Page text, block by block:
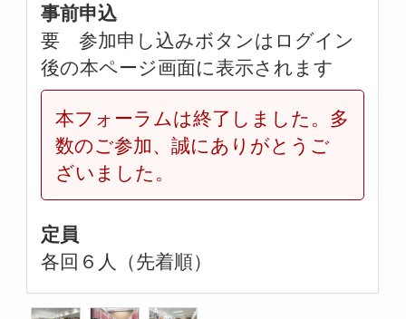
事前申込
要 参加申し込みボタンはログイン
後の本ページ画面に表示されます
本フォーラムは終了しました。多
数のご参加、誠にありがとうご
ざいました。
定員
各回６人（先着順）